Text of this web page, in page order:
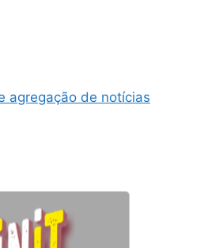
agregação de notícias